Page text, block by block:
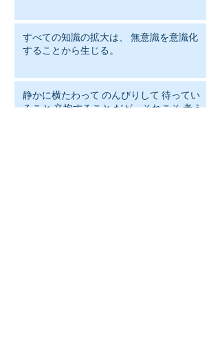
すべての知識の拡大は、 無意識を意識化
することから生じる。
静かに横たわって のんびりして 待ってい
ること 辛抱すること だが、それこそ 考え